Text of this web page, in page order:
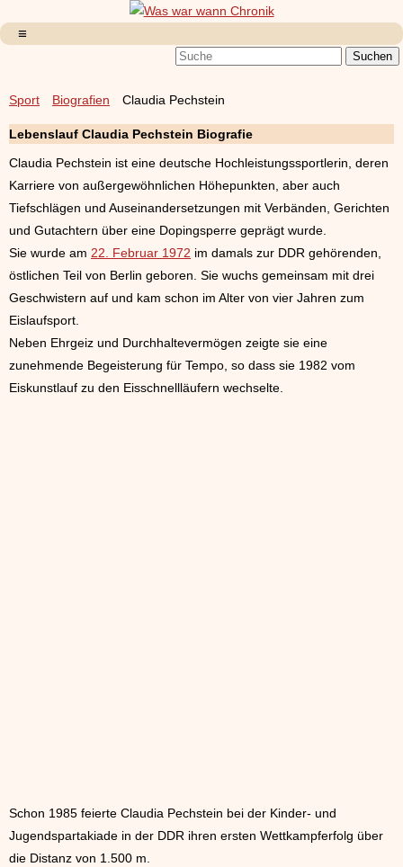
Sport Biografien Claudia Pechstein
Lebenslauf Claudia Pechstein Biografie
Claudia Pechstein ist eine deutsche Hochleistungssportlerin, deren
Karriere von außergewöhnlichen Höhepunkten, aber auch
Tiefschlägen und Auseinandersetzungen mit Verbänden, Gerichten
und Gutachtern über eine Dopingsperre geprägt wurde.
Sie wurde am 22. Februar 1972 im damals zur DDR gehörenden,
östlichen Teil von Berlin geboren. Sie wuchs gemeinsam mit drei
Geschwistern auf und kam schon im Alter von vier Jahren zum
Eislaufsport.
Neben Ehrgeiz und Durchhaltevermögen zeigte sie eine
zunehmende Begeisterung für Tempo, so dass sie 1982 vom
Eiskunstlauf zu den Eisschnellläufern wechselte.
Schon 1985 feierte Claudia Pechstein bei der Kinder- und
Jugendspartakiade in der DDR ihren ersten Wettkampferfolg über
die Distanz von 1.500 m.